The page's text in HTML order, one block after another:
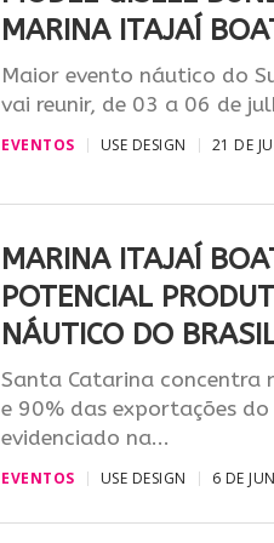
MARINA ITAJAÍ
Maior evento náutico do
vai reunir, de 03 a 06 de
EVENTOS USE DESIGN 21 DE
MARINA ITAJAÍ
POTENCIAL
NÁUTICO DO
Santa Catarina concentra
e 90% das exportações
evidenciado na...
EVENTOS USE DESIGN 6 DE